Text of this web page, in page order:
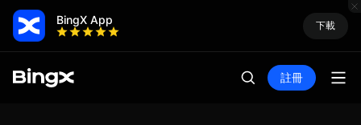
BingX App 下載
註冊